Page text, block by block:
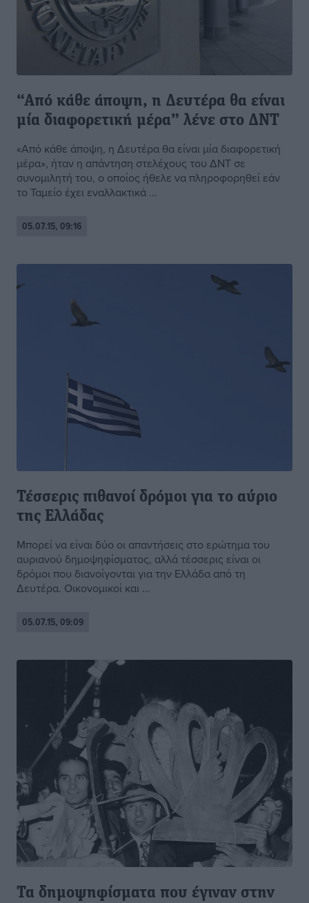
“Από κάθε άποψη, η Δευτέρα θα είναι
μία διαφορετική μέρα” λένε στο ΔΝΤ
«Από κάθε άποψη, η Δευτέρα θα είναι μία διαφορετική
μέρα», ήταν η απάντηση στελέχους του ΔΝΤ σε
συνομιλητή του, ο οποίος ήθελε να πληροφορηθεί εάν
το Ταμείο έχει εναλλακτικά ...
05.07.15, 09:16
Τέσσερις πιθανοί δρόμοι για το αύριο
της Ελλάδας
Μπορεί να είναι δύο οι απαντήσεις στο ερώτημα του
αυριανού δημοψηφίσματος, αλλά τέσσερις είναι οι
δρόμοι που διανοίγονται για την Ελλάδα από τη
Δευτέρα. Οικονομικοί και ...
05.07.15, 09:09
Τα δημοψηφίσματα που έγιναν στην